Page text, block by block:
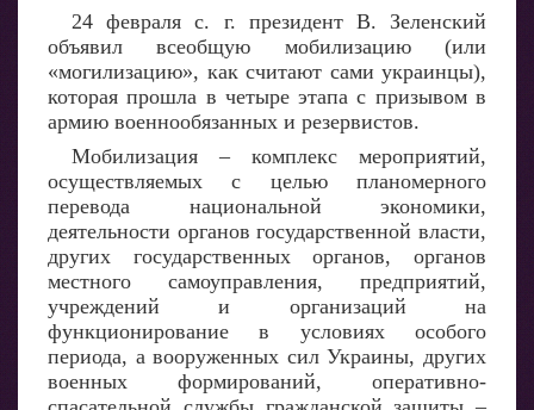
24 февраля с. г. президент В. Зеленский
объявил всеобщую мобилизацию (или
«могилизацию», как считают сами украинцы),
которая прошла в четыре этапа с призывом в
армию военнообязанных и резервистов.
Мобилизация – комплекс мероприятий,
осуществляемых с целью планомерного
перевода национальной экономики,
деятельности органов государственной власти,
других государственных органов, органов
местного самоуправления, предприятий,
учреждений и организаций на
функционирование в условиях особого
периода, а вооруженных сил Украины, других
военных формирований, оперативно-